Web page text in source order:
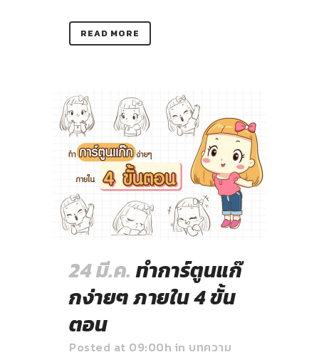
READ MORE
24 มี.ค. ทำการ์ตูนแก๊
กง่ายๆ ภายใน 4 ขั้น
ตอน
Posted at 09:00h in บทความ